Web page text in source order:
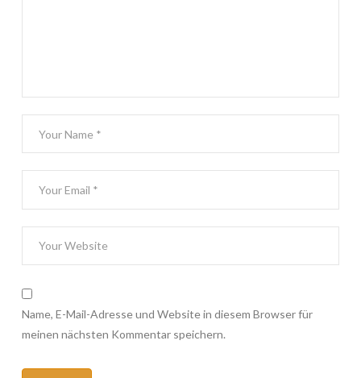
Name, E-Mail-Adresse und Website in diesem Browser für
meinen nächsten Kommentar speichern.